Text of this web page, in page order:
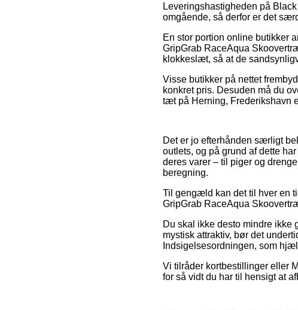
Leveringshastigheden på
omgående, så derfor er det
En stor portion online butikker
GripGrab RaceAqua
klokkeslæt, så at de
Visse butikker på nettet
konkret pris. Desuden må du
tæt på Herning, Frederikshavn
Det er jo efterhånden særligt
outlets, og på grund af dette
deres varer – til piger og
beregning.
Til gengæld kan det til hver en
GripGrab RaceAqua
Du skal ikke desto mindre ikke
mystisk attraktiv, bør det
Indsigelsesordningen, som
Vi tilråder kortbestillinger eller
for så vidt du har til hensigt at